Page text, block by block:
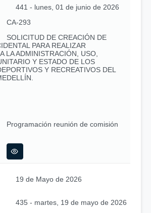
441 - lunes, 01 de junio de 2026
CA-293
SOLICITUD DE CREACIÓN DE
PARA REALIZAR
LA ADMINISTRACIÓN, USO,
Y ESTADO DE LOS
Y RECREATIVOS DEL
Programación reunión de comisión
19 de Mayo de 2026
435 - martes, 19 de mayo de 2026